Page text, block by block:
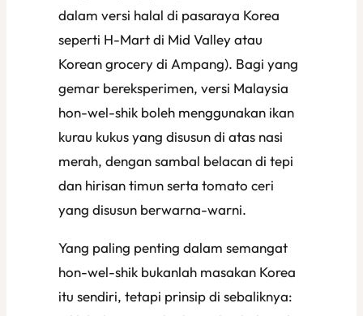
dalam versi halal di pasaraya Korea
seperti H-Mart di Mid Valley atau
Korean grocery di Ampang). Bagi yang
gemar bereksperimen, versi Malaysia
hon-wel-shik boleh menggunakan ikan
kurau kukus yang disusun di atas nasi
merah, dengan sambal belacan di tepi
dan hirisan timun serta tomato ceri
yang disusun berwarna-warni.
Yang paling penting dalam semangat
hon-wel-shik bukanlah masakan Korea
itu sendiri, tetapi prinsip di sebaliknya: